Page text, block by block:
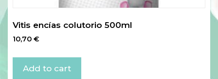
Vitis encías colutorio 500ml
10,70 €
Add to cart